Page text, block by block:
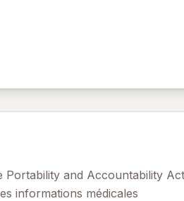
Portability and Accountability
informations médicales